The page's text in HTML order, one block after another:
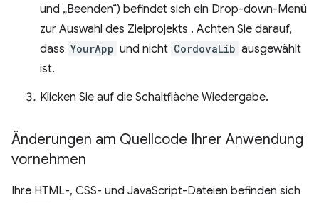
und „Beenden“) befindet sich ein Drop-down-Menü
zur Auswahl des Zielprojekts . Achten Sie darauf,
dass YourApp und nicht CordovaLib ausgewählt
ist.
Klicken Sie auf die Schaltfläche Wiedergabe.
Änderungen am Quellcode Ihrer Anwendung
vornehmen
Ihre HTML-, CSS- und JavaScript-Dateien befinden sich